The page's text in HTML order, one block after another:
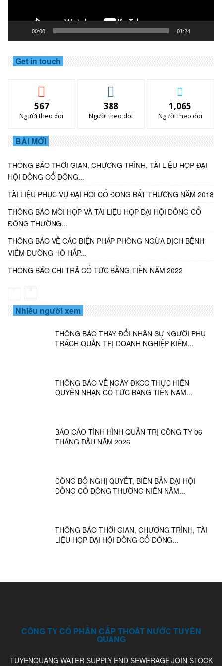
00:00 01:24
Get in touch
567
Người theo dõi
388
Người theo dõi
1,065
Người theo dõi
BÀI MỚI
THÔNG BÁO THỜI GIAN, CHƯƠNG TRÌNH, TÀI LIỆU HỌP ĐẠI
HỘI ĐỒNG CỔ ĐÔNG...
TÀI LIỆU PHỤC VỤ ĐẠI HỘI CỔ ĐÔNG BẤT THƯỜNG NĂM 2018
THÔNG BÁO MỜI HỌP VÀ TÀI LIỆU HỌP ĐẠI HỘI ĐỒNG CỔ
ĐÔNG THƯỜNG...
THÔNG BÁO VỀ CÁC BIỆN PHÁP PHÒNG NGỪA DỊCH BỆNH
VIÊM ĐƯỜNG HÔ HẤP...
THÔNG BÁO CHI TRẢ CỔ TỨC BẰNG TIỀN NĂM 2022
Nhiều người xem
THÔNG BÁO THAY ĐỔI NHÂN SỰ NGƯỜI PHỤ
TRÁCH QUẢN TRỊ DOANH NGHIỆP KIÊM...
THÔNG BÁO VỀ NGÀY ĐKCC THỰC HIỆN
QUYỀN NHẬN CỔ TỨC BẰNG TIỀN NĂM...
BÁO CÁO TÌNH HÌNH QUẢN TRỊ CÔNG TY 06
THÁNG ĐẦU NĂM 2026
CÔNG BỐ NGHỊ QUYẾT, BIÊN BẢN ĐẠI HỘI
ĐỒNG CỔ ĐÔNG THƯỜNG NIÊN NĂM...
THÔNG BÁO THỜI GIAN, CHƯƠNG TRÌNH, TÀI
LIỆU HỌP ĐẠI HỘI ĐỒNG CỔ ĐÔNG...
CÔNG TY CỔ PHẦN CẤP THOÁT NƯỚC TUYÊN
QUANG
TUYENQUANG WATER SUPPLY END SEWERAGE JOIN STOCK